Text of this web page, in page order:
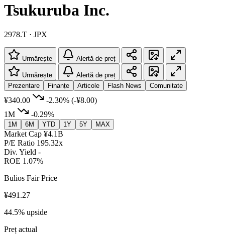
Tsukuruba Inc.
2978.T · JPX
Urmărește Alertă de preț
Urmărește
Alertă de preț
Prezentare
Finanțe Articole Flash News Comunitate
¥340.00 -2.30% (-¥8.00)
1M
-0.29%
1M 6M YTD 1Y 5Y MAX
Market Cap ¥4.1B
P/E Ratio 195.32x
Div. Yield -
ROE 1.07%
Bulios Fair Price
¥491.27
44.5% upside
Preț actual